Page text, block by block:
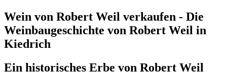
Wein von Robert Weil verkaufen - Die
Weinbaugeschichte von Robert Weil in
Kiedrich
Ein historisches Erbe von Robert Weil